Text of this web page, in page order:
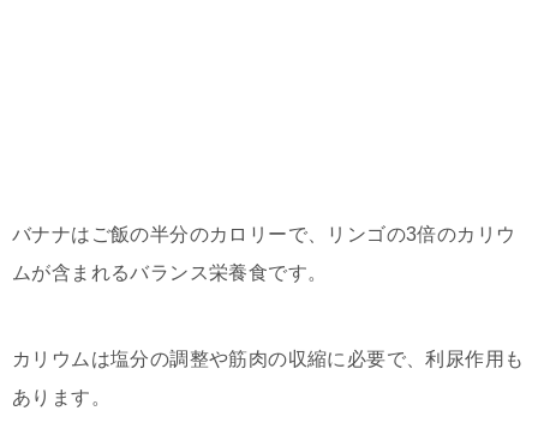
バナナはご飯の半分のカロリーで、リンゴの3倍のカリウ
ムが含まれるバランス栄養食です。
カリウムは塩分の調整や筋肉の収縮に必要で、利尿作用も
あります。